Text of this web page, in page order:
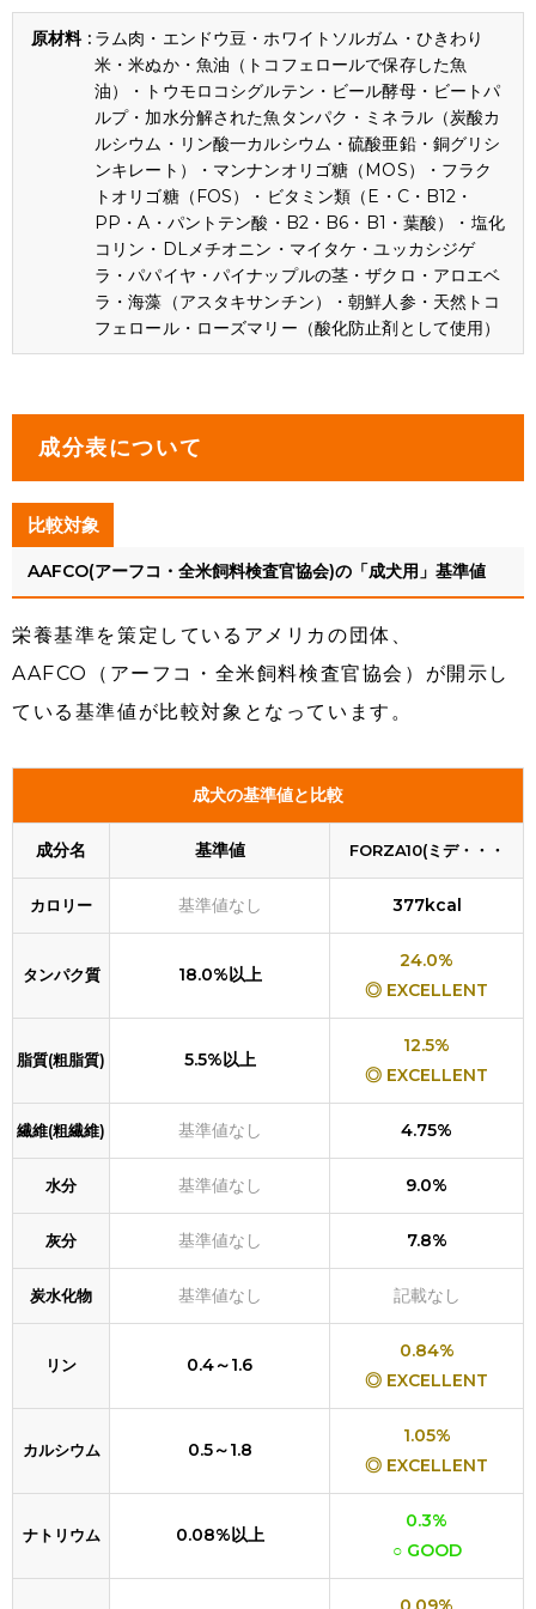
ラム肉・エンドウ豆・ホワイトソルガム・ひきわり
米・米ぬか・魚油（トコフェロールで保存した魚
油）・トウモロコシグルテン・ビール酵母・ビートパ
ルプ・加水分解された魚タンパク・ミネラル（炭酸カ
ルシウム・リン酸一カルシウム・硫酸亜鉛・銅グリシ
ンキレート）・マンナンオリゴ糖（MOS）・フラク
トオリゴ糖（FOS）・ビタミン類（E・C・B12・
PP・A・パントテン酸・B2・B6・B1・葉酸）・塩化
コリン・DLメチオニン・マイタケ・ユッカシジゲ
ラ・パパイヤ・パイナップルの茎・ザクロ・アロエベ
ラ・海藻（アスタキサンチン）・朝鮮人参・天然トコ
フェロール・ローズマリー（酸化防止剤として使用）
成分表について
比較対象
AAFCO(アーフコ・全米飼料検査官協会)の「成犬用」基準値
栄養基準を策定しているアメリカの団体、
AAFCO（アーフコ・全米飼料検査官協会）が開示し
ている基準値が比較対象となっています。
成犬の基準値と比較
成分名 基準値 FORZA10(ミデ・・・
カロリー 基準値なし 377kcal
タンパク質 18.0%以上
24.0%
◎ EXCELLENT
脂質(粗脂質) 5.5%以上
12.5%
◎ EXCELLENT
繊維(粗繊維) 基準値なし 4.75%
水分 基準値なし 9.0%
灰分 基準値なし 7.8%
炭水化物 基準値なし 記載なし
リン 0.4～1.6
0.84%
◎ EXCELLENT
カルシウム 0.5～1.8
1.05%
◎ EXCELLENT
ナトリウム 0.08%以上
0.3%
○ GOOD